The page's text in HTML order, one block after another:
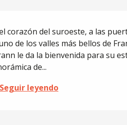
corazón del suroeste, a las
de los valles más bellos de
le da la bienvenida para su
de...
Seguir leyendo